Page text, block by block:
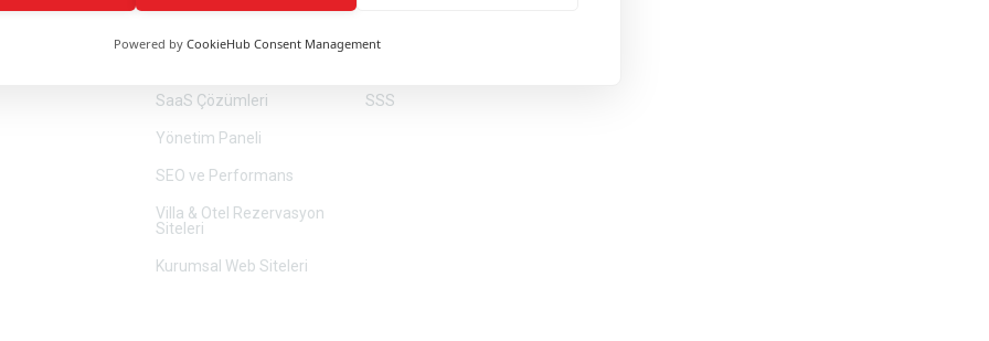
SaaS Çözümleri
Yönetim Paneli
SEO ve Performans
Villa & Otel Rezervasyon
Siteleri
Kurumsal Web Siteleri
SSS
Powered by CookieHub Consent Management